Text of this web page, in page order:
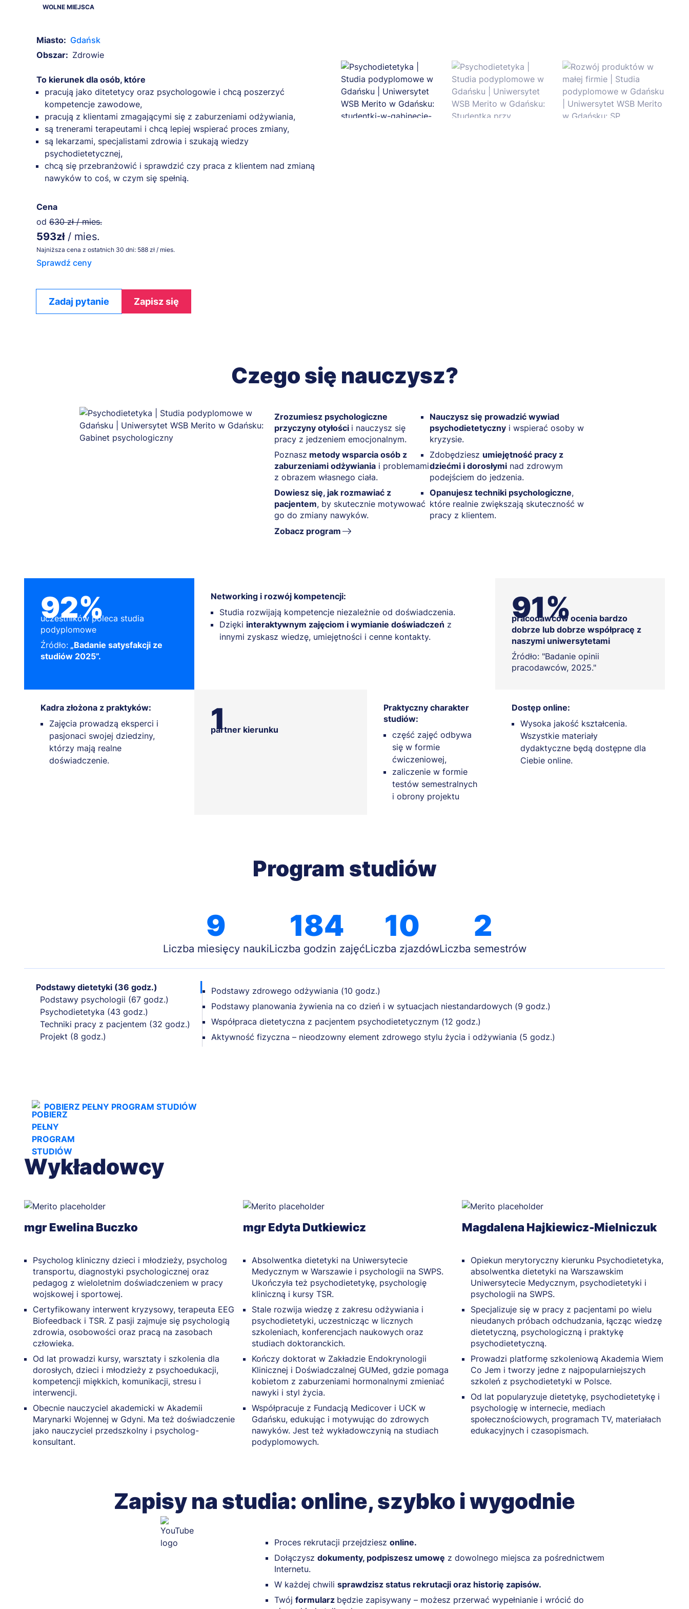
Miasto: Gdańsk
Obszar: Zdrowie
To kierunek dla osób, które
pracują jako ditetetycy oraz psychologowie i chcą poszerzyć
kompetencje zawodowe,
pracują z klientami zmagającymi się z zaburzeniami odżywiania,
są trenerami terapeutami i chcą lepiej wspierać proces zmiany,
są lekarzami, specjalistami zdrowia i szukają wiedzy
psychodietetycznej,
chcą się przebranżowić i sprawdzić czy praca z klientem nad zmianą
nawyków to coś, w czym się spełnią.
Cena
od 630 zł / mies.
593zł / mies.
Najniższa cena z ostatnich 30 dni: 588 zł / mies.
Sprawdź ceny
Zadaj pytanie Zapisz się
Czego się nauczysz?
Zrozumiesz psychologiczne
przyczyny otyłości i nauczysz się
pracy z jedzeniem emocjonalnym.
Poznasz metody wsparcia osób z
zaburzeniami odżywiania i problemami
z obrazem własnego ciała.
Dowiesz się, jak rozmawiać z
pacjentem, by skutecznie motywować
go do zmiany nawyków.
Nauczysz się prowadzić wywiad
psychodietetyczny i wspierać osoby w
kryzysie.
Zdobędziesz umiejętność pracy z
dziećmi i dorosłymi nad zdrowym
podejściem do jedzenia.
Opanujesz techniki psychologiczne,
które realnie zwiększają skuteczność w
pracy z klientem.
Zobacz program
92%
uczestników poleca studia
podyplomowe
Źródło: „Badanie satysfakcji ze
studiów 2025”.
Networking i rozwój kompetencji:
Studia rozwijają kompetencje niezależnie od doświadczenia.
Dzięki interaktywnym zajęciom i wymianie doświadczeń z
innymi zyskasz wiedzę, umiejętności i cenne kontakty.
91%
pracodawców ocenia bardzo
dobrze lub dobrze współpracę z
naszymi uniwersytetami
Źródło: "Badanie opinii
pracodawców, 2025."
Kadra złożona z praktyków:
Zajęcia prowadzą eksperci i
pasjonaci swojej dziedziny,
którzy mają realne
doświadczenie.
1
partner kierunku
Praktyczny charakter
studiów:
część zajęć odbywa
się w formie
ćwiczeniowej,
zaliczenie w formie
testów semestralnych
i obrony projektu
Dostęp online:
Wysoka jakość kształcenia.
Wszystkie materiały
dydaktyczne będą dostępne dla
Ciebie online.
Program studiów
9
Liczba miesięcy nauki
184
Liczba godzin zajęć
10
Liczba zjazdów
2
Liczba semestrów
Podstawy dietetyki (36 godz.)
Podstawy psychologii (67 godz.)
Psychodietetyka (43 godz.)
Techniki pracy z pacjentem (32 godz.)
Projekt (8 godz.)
Podstawy zdrowego odżywiania (10 godz.)
Podstawy planowania żywienia na co dzień i w sytuacjach niestandardowych (9 godz.)
Współpraca dietetyczna z pacjentem psychodietetycznym (12 godz.)
Aktywność fizyczna – nieodzowny element zdrowego stylu życia i odżywiania (5 godz.)
POBIERZ PEŁNY PROGRAM STUDIÓW
Wykładowcy
mgr Ewelina Buczko
Psycholog kliniczny dzieci i młodzieży, psycholog
transportu, diagnostyki psychologicznej oraz
pedagog z wieloletnim doświadczeniem w pracy
wojskowej i sportowej.
Certyfikowany interwent kryzysowy, terapeuta EEG
Biofeedback i TSR. Z pasji zajmuje się psychologią
zdrowia, osobowości oraz pracą na zasobach
człowieka.
Od lat prowadzi kursy, warsztaty i szkolenia dla
dorosłych, dzieci i młodzieży z psychoedukacji,
kompetencji miękkich, komunikacji, stresu i
interwencji.
Obecnie nauczyciel akademicki w Akademii
Marynarki Wojennej w Gdyni. Ma też doświadczenie
jako nauczyciel przedszkolny i psycholog-
konsultant.
mgr Edyta Dutkiewicz
Absolwentka dietetyki na Uniwersytecie
Medycznym w Warszawie i psychologii na SWPS.
Ukończyła też psychodietetykę, psychologię
kliniczną i kursy TSR.
Stale rozwija wiedzę z zakresu odżywiania i
psychodietetyki, uczestnicząc w licznych
szkoleniach, konferencjach naukowych oraz
studiach doktoranckich.
Kończy doktorat w Zakładzie Endokrynologii
Klinicznej i Doświadczalnej GUMed, gdzie pomaga
kobietom z zaburzeniami hormonalnymi zmieniać
nawyki i styl życia.
Współpracuje z Fundacją Medicover i UCK w
Gdańsku, edukując i motywując do zdrowych
nawyków. Jest też wykładowczynią na studiach
podyplomowych.
Magdalena Hajkiewicz-Mielniczuk
Opiekun merytoryczny kierunku Psychodietetyka,
absolwentka dietetyki na Warszawskim
Uniwersytecie Medycznym, psychodietetyki i
psychologii na SWPS.
Specjalizuje się w pracy z pacjentami po wielu
nieudanych próbach odchudzania, łącząc wiedzę
dietetyczną, psychologiczną i praktykę
psychodietetyczną.
Prowadzi platformę szkoleniową Akademia Wiem
Co Jem i tworzy jedne z najpopularniejszych
szkoleń z psychodietetyki w Polsce.
Od lat popularyzuje dietetykę, psychodietetykę i
psychologię w internecie, mediach
społecznościowych, programach TV, materiałach
edukacyjnych i czasopismach.
Zapisy na studia: online, szybko i wygodnie
Proces rekrutacji przejdziesz online.
Dołączysz dokumenty, podpiszesz umowę z dowolnego miejsca za pośrednictwem
Internetu.
W każdej chwili sprawdzisz status rekrutacji oraz historię zapisów.
Twój formularz będzie zapisywany – możesz przerwać wypełnianie i wrócić do